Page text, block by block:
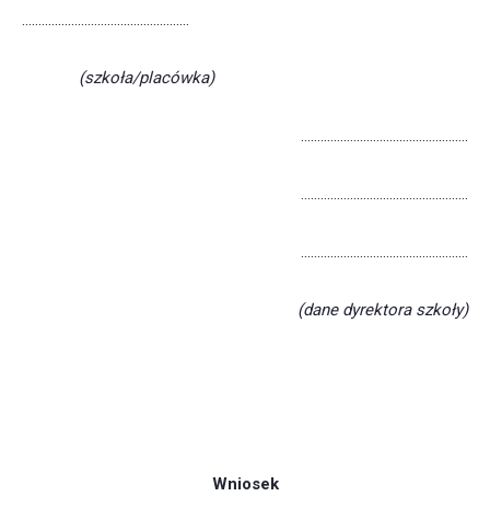
……………………………………………
(szkoła/placówka)
……………………………………………
……………………………………………
……………………………………………
(dane dyrektora szkoły)
Wniosek